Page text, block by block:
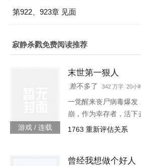
第922、923章 见面
寂静杀戮免费阅读推荐
游戏 / 连载
末世第一狠人
差不多了 342 万字 20小
一觉醒来丧尸病毒爆发
崩，作为幸存者，活
世怎样才能活下去？答
1763 重新评估关系
曾经我想做个好人